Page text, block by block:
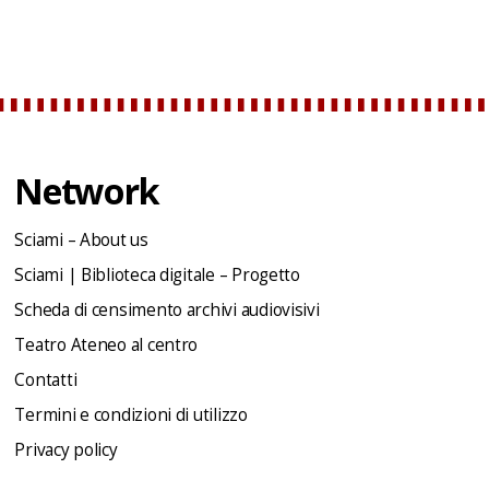
Network
Sciami – About us
Sciami | Biblioteca digitale – Progetto
Scheda di censimento archivi audiovisivi
Teatro Ateneo al centro
Contatti
Termini e condizioni di utilizzo
Privacy policy